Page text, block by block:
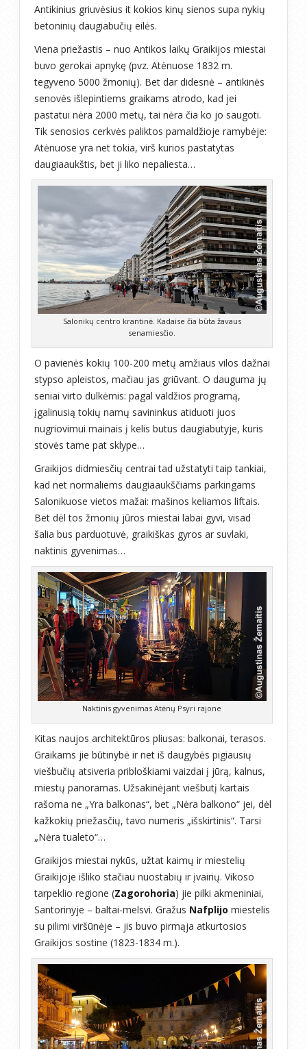
Antikinius griuvėsius it kokios kinų sienos supa nykių
betoninių daugiabučių eilės.
Viena priežastis – nuo Antikos laikų Graikijos miestai
buvo gerokai apnykę (pvz. Atėnuose 1832 m.
tegyveno 5000 žmonių). Bet dar didesnė – antikinės
senovės išlepintiems graikams atrodo, kad jei
pastatui nėra 2000 metų, tai nėra čia ko jo saugoti.
Tik senosios cerkvės paliktos pamaldžioje ramybėje:
Atėnuose yra net tokia, virš kurios pastatytas
daugiaaukštis, bet ji liko nepaliesta…
Salonikų centro krantinė. Kadaise čia būta žavaus
senamiesčio.
O pavienės kokių 100-200 metų amžiaus vilos dažnai
stypso apleistos, mačiau jas griūvant. O dauguma jų
seniai virto dulkėmis: pagal valdžios programą,
įgalinusią tokių namų savininkus atiduoti juos
nugriovimui mainais į kelis butus daugiabutyje, kuris
stovės tame pat sklype…
Graikijos didmiesčių centrai tad užstatyti taip tankiai,
kad net normaliems daugiaaukščiams parkingams
Salonikuose vietos mažai: mašinos keliamos liftais.
Bet dėl tos žmonių jūros miestai labai gyvi, visad
šalia bus parduotuvė, graikiškas gyros ar suvlaki,
naktinis gyvenimas…
Naktinis gyvenimas Atėnų Psyri rajone
Kitas naujos architektūros pliusas: balkonai, terasos.
Graikams jie būtinybė ir net iš daugybės pigiausių
viešbučių atsiveria pribloškiami vaizdai į jūrą, kalnus,
miestų panoramas. Užsakinėjant viešbutį kartais
rašoma ne „Yra balkonas“, bet „Nėra balkono“ jei, dėl
kažkokių priežasčių, tavo numeris „išskirtinis“. Tarsi
„Nėra tualeto“…
Graikijos miestai nykūs, užtat kaimų ir miestelių
Graikijoje išliko stačiau nuostabių ir įvairių. Vikoso
tarpeklio regione (Zagorohoria) jie pilki akmeniniai,
Santorinyje – baltai-melsvi. Gražus Nafplijo miestelis
su pilimi viršūnėje – jis buvo pirmąja atkurtosios
Graikijos sostine (1823-1834 m.).